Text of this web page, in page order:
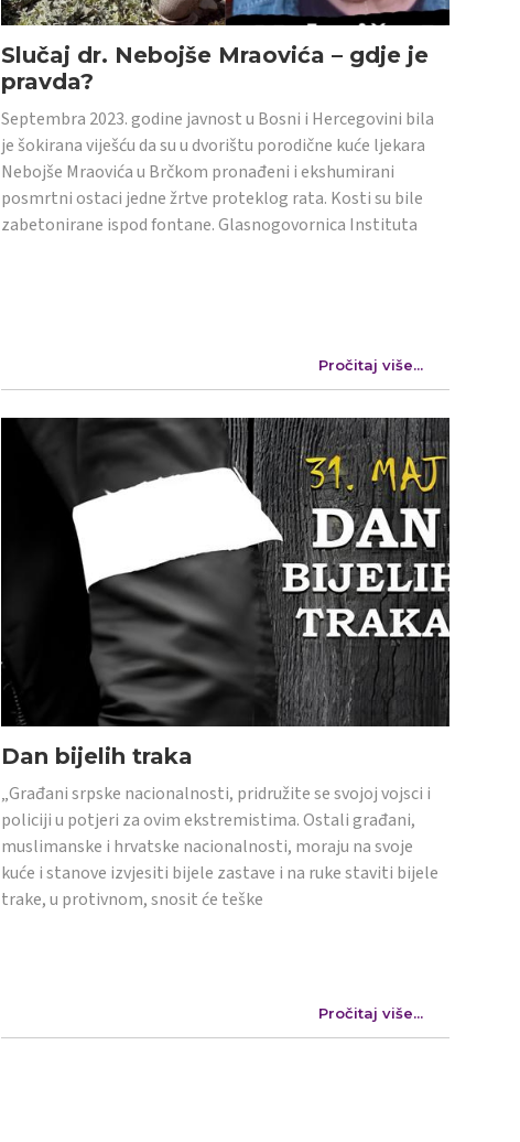
Slučaj dr. Nebojše Mraovića – gdje je
pravda?
Septembra 2023. godine javnost u Bosni i Hercegovini bila
je šokirana viješću da su u dvorištu porodične kuće ljekara
Nebojše Mraovića u Brčkom pronađeni i ekshumirani
posmrtni ostaci jedne žrtve proteklog rata. Kosti su bile
zabetonirane ispod fontane. Glasnogovornica Instituta
Pročitaj više...
Dan bijelih traka
„Građani srpske nacionalnosti, pridružite se svojoj vojsci i
policiji u potjeri za ovim ekstremistima. Ostali građani,
muslimanske i hrvatske nacionalnosti, moraju na svoje
kuće i stanove izvjesiti bijele zastave i na ruke staviti bijele
trake, u protivnom, snosit će teške
Pročitaj više...